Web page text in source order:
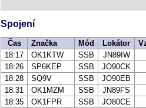
Spojení
Čas Značka Mód Lokátor
18:17
OK1KTW SSB
JN89IW
18:26
SP6KEP SSB
JO90CK
18:28
SQ9V SSB
JO90EB
18:31
OK1MZM SSB
JN89FS
18:35
OK1FPR SSB
JO80CE